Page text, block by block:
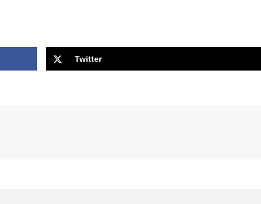
Twitter